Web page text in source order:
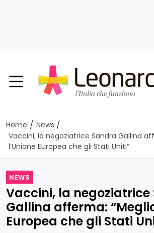
Home / News /
Vaccini, la negoziatrice Sandra Gallina
l’Unione Europea che gli Stati Uniti”
NEWS
Vaccini, la negoziatrice
Gallina afferma:
Europea che gli Stati